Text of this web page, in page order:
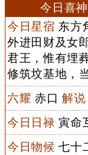
今日喜
今日星宿 东方
外进田财及女
君王，惟有埋
修筑坟基地，
六耀 赤口解说
今日日禄 寅命
今日物候 七十